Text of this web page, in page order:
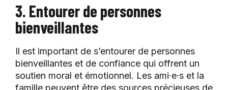
3. Entourer de personnes
bienveillantes
Il est important de s’entourer de personnes
bienveillantes et de confiance qui offrent un
soutien moral et émotionnel. Les ami·e·s et la
famille peuvent être des sources précieuses de